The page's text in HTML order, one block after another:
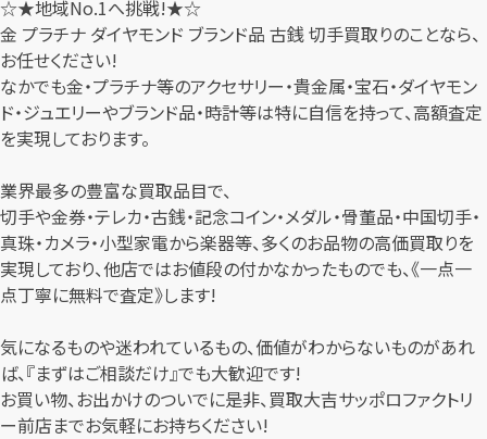
☆★地域No.1へ挑戦!★☆
金 プラチナ ダイヤモンド ブランド品 古銭 切手買取りのことなら、
お任せください!
なかでも金・プラチナ等のアクセサリー・貴金属・宝石・ダイヤモン
ド・ジュエリーやブランド品・時計等は特に自信を持って、高額査定
を実現しております。
業界最多の豊富な買取品目で、
切手や金券・テレカ・古銭・記念コイン・メダル・骨董品・中国切手・
真珠・カメラ・小型家電から楽器等、多くのお品物の高価買取りを
実現しており、他店ではお値段の付かなかったものでも、《一点一
点丁寧に無料で査定》します!
気になるものや迷われているもの、価値がわからないものがあれ
ば、『まずはご相談だけ』でも大歓迎です!
お買い物、お出かけのついでに是非、買取大吉サッポロファクトリ
ー前店までお気軽にお持ちください!